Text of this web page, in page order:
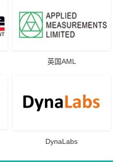
英国AML
DynaLabs